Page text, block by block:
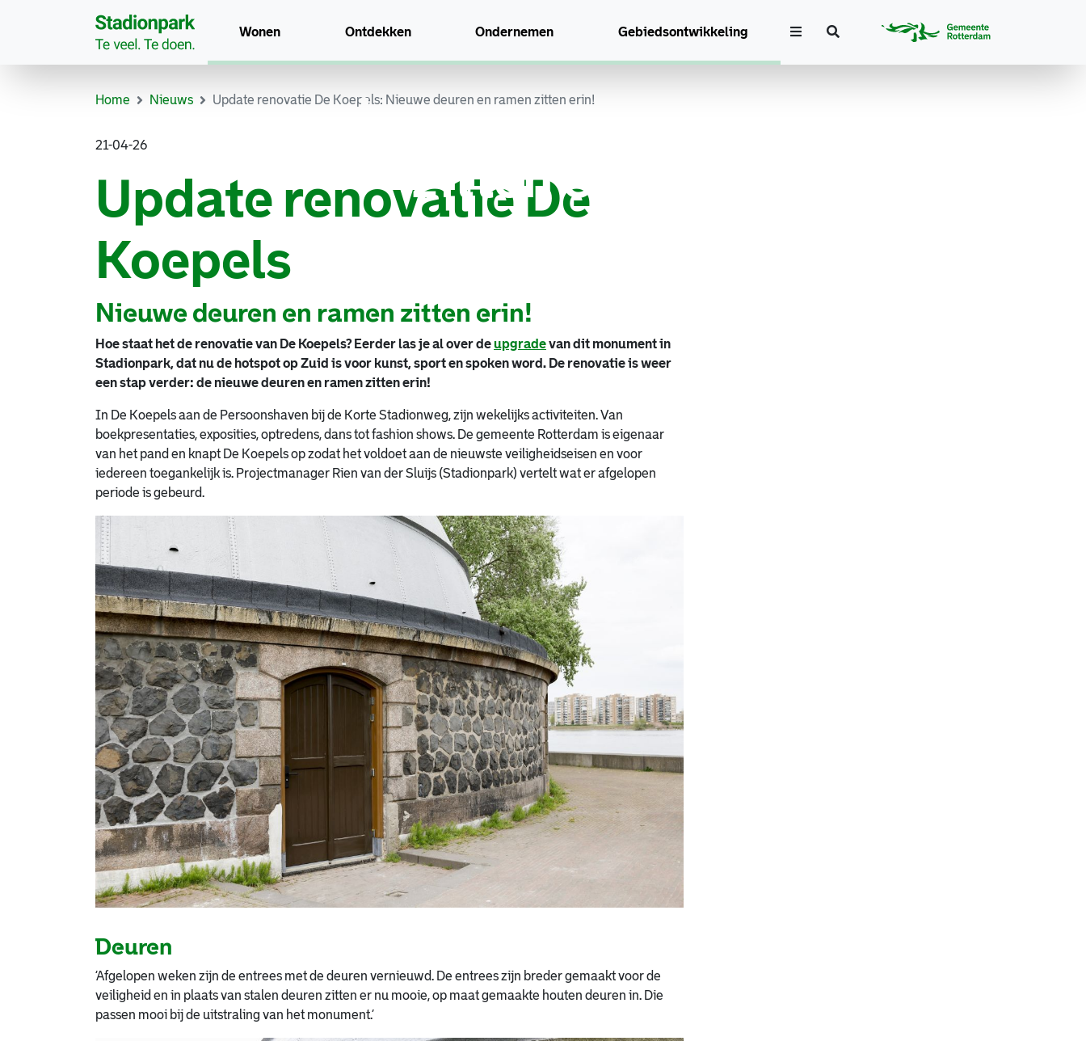
Wonen Ontdekken Ondernemen
Gebiedsontwikkeling
Zoeken
Koepels: Nieuwe
deuren en ramen
zitten erin!
Home Nieuws Update renovatie De Koepels: Nieuwe deuren en ramen zitten erin!
21-04-26
Update renovatie De
Koepels
Nieuwe deuren en ramen zitten erin!
Hoe staat het de renovatie van De Koepels? Eerder las je al over deupgradevan dit monument in
Stadionpark, dat nu de hotspot op Zuid is voor kunst, sport en spoken word. De renovatie is weer
een stap verder: de nieuwe deuren en ramen zitten erin!
In De Koepels aan de Persoonshaven bij de Korte Stadionweg, zijn wekelijks activiteiten. Van
boekpresentaties, exposities, optredens, dans tot fashion shows. De gemeente Rotterdam is eigenaar
van het pand en knapt De Koepels op zodat het voldoet aan de nieuwste veiligheidseisen en voor
iedereen toegankelijk is. Projectmanager Rien van der Sluijs (Stadionpark) vertelt wat er afgelopen
periode isgebeurd.
Deuren
‘Afgelopen weken zijn de entrees met de deuren vernieuwd. De entrees zijn breder gemaakt voor de
veiligheid en in plaats van stalen deuren zitten er nu mooie, op maat gemaakte houten deuren in. Die
passen mooi bij de uitstraling van het monument.’